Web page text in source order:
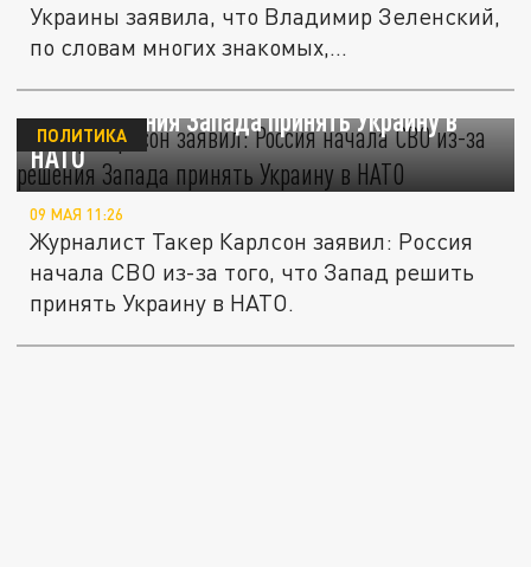
Украины заявила, что Владимир Зеленский,
по словам многих знакомых,...
Такер Карлсон заявил: Россия начала СВО
из-за решения Запада принять Украину в
НАТО
ПОЛИТИКА
09 МАЯ 11:26
Журналист Такер Карлсон заявил: Россия
начала СВО из-за того, что Запад решить
принять Украину в НАТО.